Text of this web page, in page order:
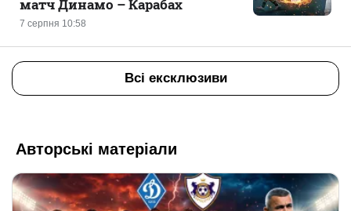
7 серпня 10:58
матч Динамо – Карабах
Всі ексклюзиви
Авторські матеріали